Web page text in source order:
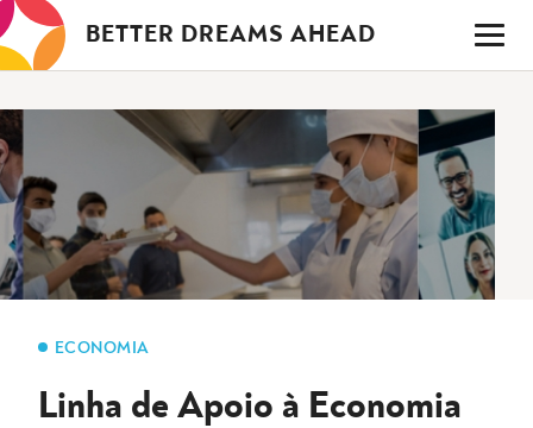
Saltar
para
o
BETTER DREAMS AHEAD
ECONOMIA
Linha de Apoio à Economia